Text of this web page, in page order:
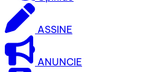
ASSINE
ANUNCIE